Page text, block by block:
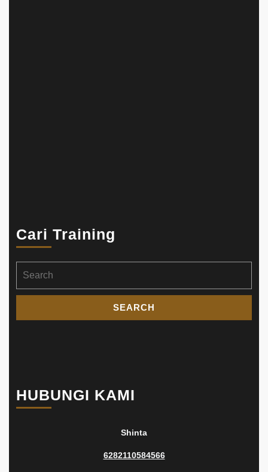
Cari Training
for:
HUBUNGI KAMI
Shinta
6282110584566